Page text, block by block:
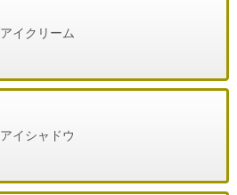
アイクリーム
アイシャドウ